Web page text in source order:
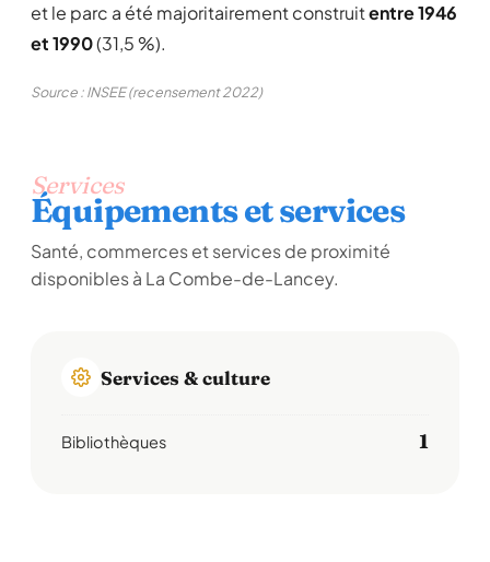
et le parc a été majoritairement construitentre 1946
et 1990(31,5 %).
Source : INSEE (recensement 2022)
Services
Équipements et services
Santé, commerces et services de proximité
disponibles à La Combe-de-Lancey.
Services & culture
Bibliothèques 1